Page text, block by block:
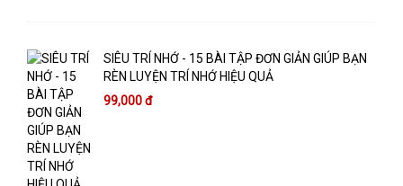
SIÊU TRÍ NHỚ - 15 BÀI TẬP ĐƠN GIẢN GIÚP BẠN
RÈN LUYỆN TRÍ NHỚ HIỆU QUẢ
99,000 đ